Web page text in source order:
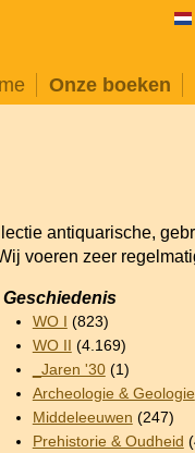
Onze boeken
antiquarische,
voeren zeer
Geschiedenis
WO I (823)
WO II (4.169)
_Jaren '30(1)
Archeologie & Geologie
Middeleeuwen (247)
Prehistorie & Oudheid